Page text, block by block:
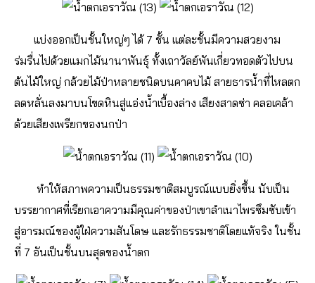
แบ่งออกเป็นชั้นใหญ่ๆ ได้ 7 ชั้น แต่ละชั้นมีความสวยงาม
ร่มรื่นไปด้วยแมกไม้นานาพันธุ์ ทั้งเถาวัลย์พันเกี่ยวทอดตัวไปบน
ต้นไม้ใหญ่ กล้วยไม้ป่าหลายชนิดบนคาคบไม้ สายธารน้ำที่ไหลตก
ลดหลั่นลงมาบนโขดหินสู่แอ่งน้ำเบื้องล่าง เสียงสาดซ่า คลอเคล้า
ด้วยเสียงเพรียกของนกป่า
ทำให้สภาพความเป็นธรรมชาติสมบูรณ์แบบยิ่งขึ้น นับเป็น
บรรยากาศที่เรียกเอาความมีคุณค่าของป่าเขาลำเนาไพรซึมซับเข้า
สู่อารมณ์ของผู้ใฝ่ความสันโดษ และรักธรรมชาติโดยแท้จริง ในชั้น
ที่ 7 อันเป็นชั้นบนสุดของน้ำตก